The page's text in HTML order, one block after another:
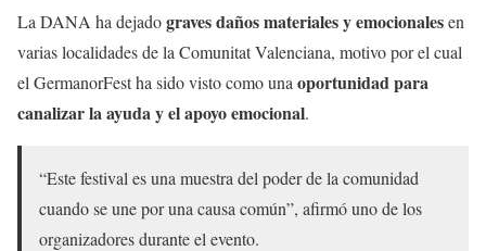
La DANA ha dejadograves daños materiales y emocionalesen
varias localidades de la Comunitat Valenciana, motivo por el cual
el GermanorFest ha sido visto como una oportunidad para
canalizar la ayuda y el apoyo emocional.
“Este festival es una muestra del poder de la comunidad
cuando se une por una causa común”, afirmó uno de los
organizadores durante el evento.